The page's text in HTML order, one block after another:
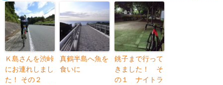
Ｋ島さんを渋峠
にお連れしまし
た！ その２
真鶴半島へ魚を
食いに
銚子まで行って
きました！ そ
の１ ナイトラ